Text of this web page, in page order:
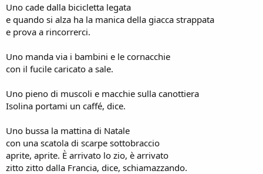
Uno cade dalla bicicletta legata
e quando si alza ha la manica della giacca strappata
e prova a rincorrerci.
Uno manda via i bambini e le cornacchie
con il fucile caricato a sale.
Uno pieno di muscoli e macchie sulla canottiera
Isolina portami un caffé, dice.
Uno bussa la mattina di Natale
con una scatola di scarpe sottobraccio
aprite, aprite. È arrivato lo zio, è arrivato
zitto zitto dalla Francia, dice, schiamazzando.